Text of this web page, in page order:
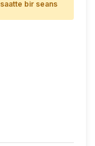
saatte bir seans